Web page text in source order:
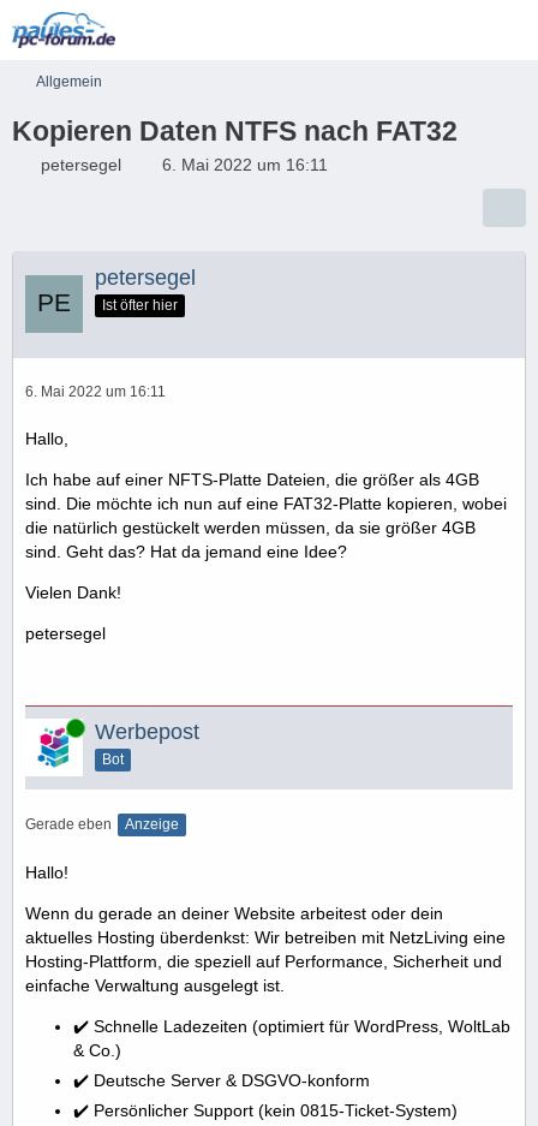
Allgemein
Kopieren Daten NTFS nach FAT32
petersegel 6. Mai 2022 um 16:11
petersegel
Ist öfter hier
6. Mai 2022 um 16:11
Hallo,
Ich habe auf einer NFTS-Platte Dateien, die größer als 4GB
sind. Die möchte ich nun auf eine FAT32-Platte kopieren, wobei
die natürlich gestückelt werden müssen, da sie größer 4GB
sind. Geht das? Hat da jemand eine Idee?
Vielen Dank!
petersegel
Online Werbepost
Bot
Gerade eben Anzeige
Hallo!
Wenn du gerade an deiner Website arbeitest oder dein
aktuelles Hosting überdenkst: Wir betreiben mit NetzLiving eine
Hosting-Plattform, die speziell auf Performance, Sicherheit und
einfache Verwaltung ausgelegt ist.
✔️ Schnelle Ladezeiten (optimiert für WordPress, WoltLab
& Co.)
✔️ Deutsche Server & DSGVO-konform
✔️ Persönlicher Support (kein 0815-Ticket-System)